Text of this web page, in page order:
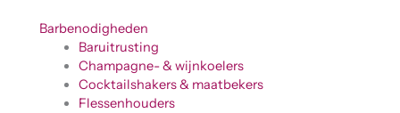
Barbenodigheden
Baruitrusting
Champagne- & wijnkoelers
Cocktailshakers & maatbekers
Flessenhouders